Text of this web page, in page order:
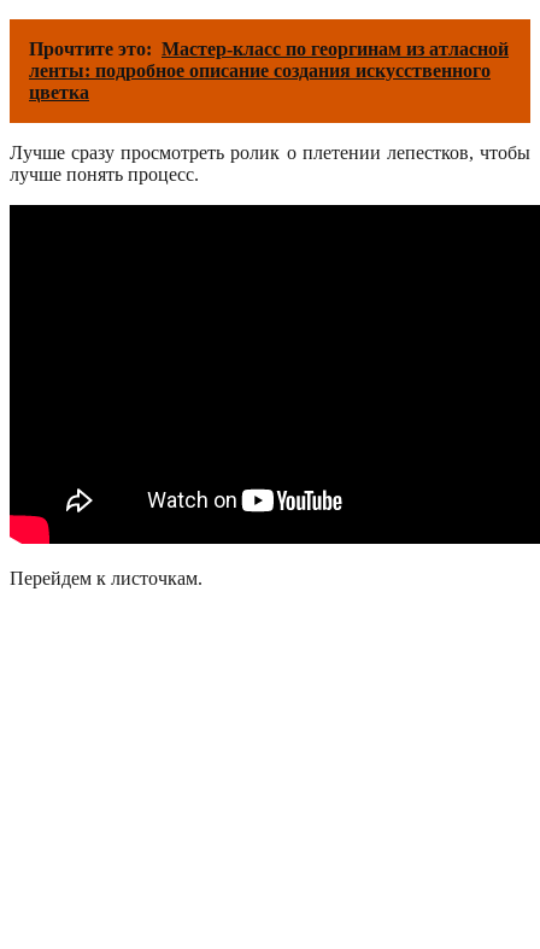
Прочтите это: Мастер-класс по георгинам из атласной
ленты: подробное описание создания искусственного
цветка
Лучше сразу просмотреть ролик о плетении лепестков, чтобы
лучше понять процесс.
Перейдем к листочкам.